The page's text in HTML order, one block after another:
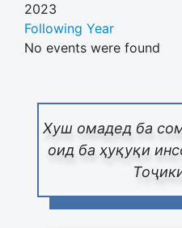
Хуш омадед ба
оид ба ҳуқуқи
2023
Following Year
No events were found